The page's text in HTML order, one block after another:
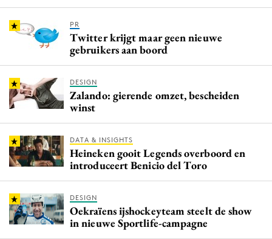
PR
Twitter krijgt maar geen nieuwe
gebruikers aan boord
DESIGN
Zalando: gierende omzet, bescheiden
winst
DATA & INSIGHTS
Heineken gooit Legends overboord en
introduceert Benicio del Toro
DESIGN
Oekraïens ijshockeyteam steelt de show
in nieuwe Sportlife-campagne